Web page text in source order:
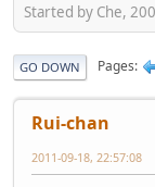
Started by Che,
GO DOWN Pages
Rui-chan
2011-09-18, 22:57:08